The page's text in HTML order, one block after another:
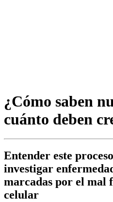
¿Cómo saben
cuánto deben
Entender este
investigar
marcadas por el mal
celular